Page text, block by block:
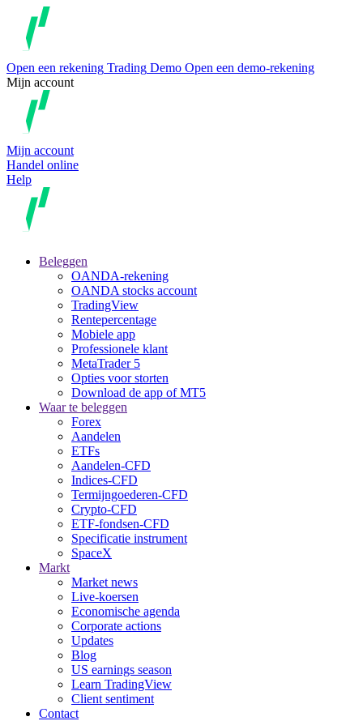
Open een rekening Trading Demo Open een demo-rekening
Mijn account
Mijn account
Handel online
Help
Beleggen
OANDA-rekening
OANDA stocks account
TradingView
Rentepercentage
Mobiele app
Professionele klant
MetaTrader 5
Opties voor storten
Download de app of MT5
Waar te beleggen
Forex
Aandelen
ETFs
Aandelen-CFD
Indices-CFD
Termijngoederen-CFD
Crypto-CFD
ETF-fondsen-CFD
Specificatie instrument
SpaceX
Markt
Market news
Live-koersen
Economische agenda
Corporate actions
Updates
Blog
US earnings season
Learn TradingView
Client sentiment
Contact